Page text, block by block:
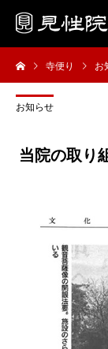
寺便り お
お知らせ
当院の取り